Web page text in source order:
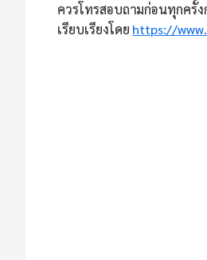
ควรโทรสอบถามก่อนทุกครั้
เรียบเรียงโดย https://